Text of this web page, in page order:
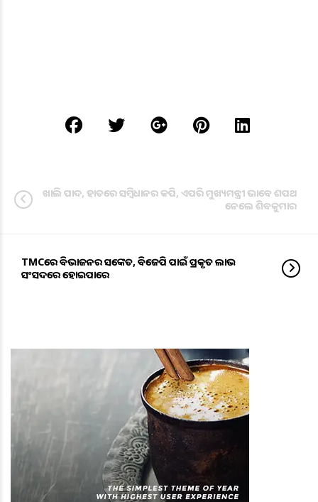
ଖାଲି ପାଦ, ହାତରେ ସମ୍ବିଧାନର କପି, ଏପରି ମୁଖ୍ୟମନ୍ତ୍ରୀ ଭାବେ ଶପଥ
ନେଲେ ଶିବକୁମାର
TMCରେ ବିଭାଜନର ସଙ୍କେତ, ବିଜେପି ପାଇଁ ପ୍ରକୃତ ଲାଭ
ସଂସଦରେ ହୋଇପାରେ